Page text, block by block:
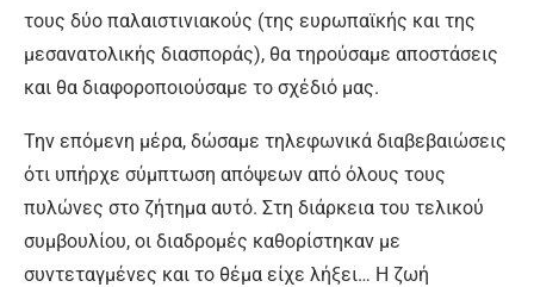
τους δύο παλαιστινιακούς (της ευρωπαϊκής και της
μεσανατολικής διασποράς), θα τηρούσαμε αποστάσεις
και θα διαφοροποιούσαμε το σχέδιό μας.
Την επόμενη μέρα, δώσαμε τηλεφωνικά διαβεβαιώσεις
ότι υπήρχε σύμπτωση απόψεων από όλους τους
πυλώνες στο ζήτημα αυτό. Στη διάρκεια του τελικού
συμβουλίου, οι διαδρομές καθορίστηκαν με
συντεταγμένες και το θέμα είχε λήξει… Η ζωή